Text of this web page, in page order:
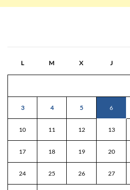
L M X J
3 4 5 6
10 11 12 13
17 18 19 20
24 25 26 27